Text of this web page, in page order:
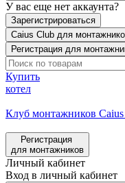
У вас еще нет аккаунта?
Зарегистрироваться
Caius Club для
Регистрация для
Купить
котел
Клуб монтажников
Регистрация
для монтажников
Личный кабинет
Вход в личный кабинет